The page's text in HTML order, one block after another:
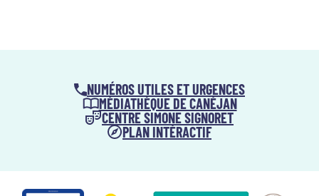
NUMÉROS UTILES ET URGENCES
MÉDIATHÈQUE DE CANÉJAN
CENTRE SIMONE SIGNORET
PLAN INTÉRACTIF